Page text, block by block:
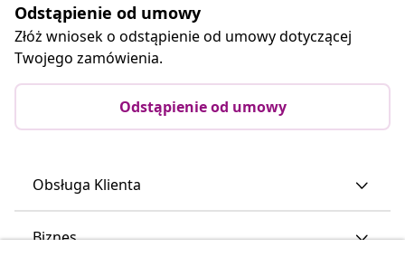
Odstąpienie od umowy
Złóż wniosek o odstąpienie od umowy dotyczącej
Twojego zamówienia.
Odstąpienie od umowy
Obsługa Klienta
Biznes